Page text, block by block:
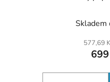
Skladem
577,69